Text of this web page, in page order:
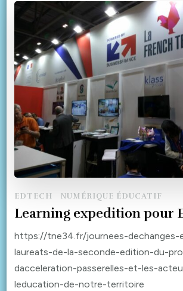
EDTECH NUMÉRIQUE ÉDUCATIF
Learning expedition pour
https://tne34.fr/journees-dechanges-
laureats-de-la-seconde-edition-du-
dacceleration-passerelles-et-les-
leducation-de-notre-territoire